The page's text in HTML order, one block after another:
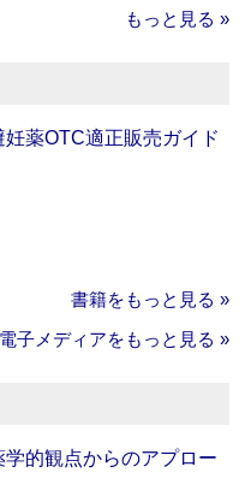
もっと見る »
妊薬OTC適正販売ガイド
書籍をもっと見る »
電子メディアをもっと見る »
的観点からのアプロー